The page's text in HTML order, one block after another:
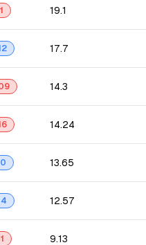
19.1
17.7
14.3
14.24
13.65
12.57
9.13